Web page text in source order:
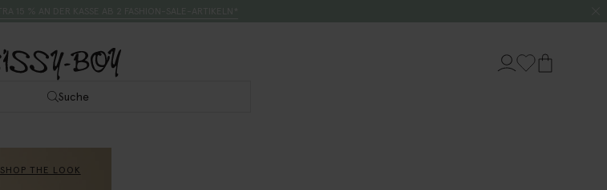
Suche
SHOP THE LOOK